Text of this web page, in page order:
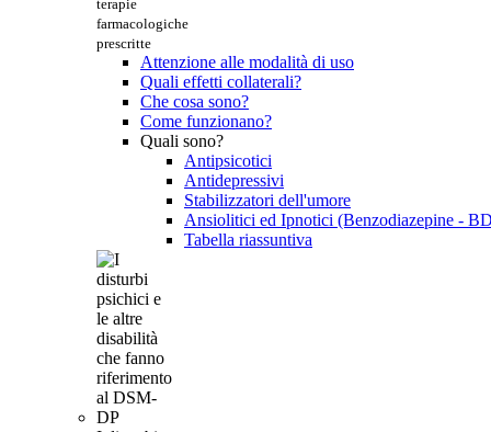
terapie
farmacologiche
prescritte
Attenzione alle modalità di uso
Quali effetti collaterali?
Che cosa sono?
Come funzionano?
Quali sono?
Antipsicotici
Antidepressivi
Stabilizzatori dell'umore
Ansiolitici ed Ipnotici (Benzodiazepine -
Tabella riassuntiva